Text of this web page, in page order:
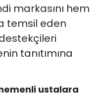
markasını hem
temsil eden
tanıtımına
ustalara